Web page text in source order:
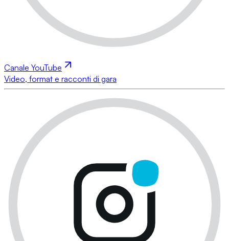
Canale YouTube
Video, format e racconti di gara